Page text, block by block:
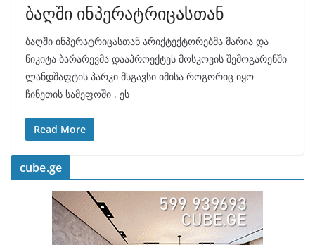
ბაღში ინპერატრიცასთან
ბაღში ინპერატრიცასთან არიქტექტორებმა მარია და
ნიკიტა ბარარევმა დააპროექტეს მოსკოვის შემოგარენში
ლანდშაფტის პარკი მსგავსი იმისა როგორიც იყო
ჩინეთის სამეფოში . ეს
Read More
cube.ge